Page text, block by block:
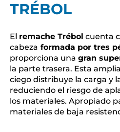
TRÉBOL
El remache Trébol cuenta
cabeza formada por tres
proporciona una gran
la parte trasera. Esta
ciego distribuye la carga y
reduciendo el riesgo de
los materiales. Apropiado
materiales de baja